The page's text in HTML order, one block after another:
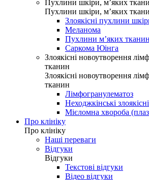
Пухлини шкіри, м’яких
Пухлини шкіри, м’яких
Злоякісні пухлини
Меланома
Пухлини м’яких
Саркома Юінга
Злоякісні новоутворення
тканин
Злоякісні новоутворення
тканин
Лімфогранулематоз
Неходжкінські
Мієломна хвороба
Про клініку
Про клініку
Наші переваги
Відгуки
Відгуки
Текстові відгуки
Відео відгуки